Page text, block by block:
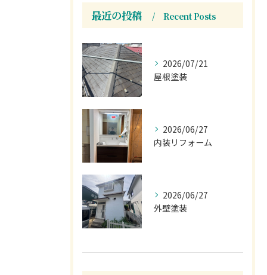
最近の投稿 Recent Posts
2026/07/21
屋根塗装
2026/06/27
内装リフォーム
2026/06/27
外壁塗装